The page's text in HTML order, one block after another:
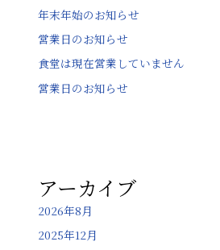
年末年始のお知らせ
営業日のお知らせ
食堂は現在営業していません
営業日のお知らせ
アーカイブ
2026年8月
2025年12月